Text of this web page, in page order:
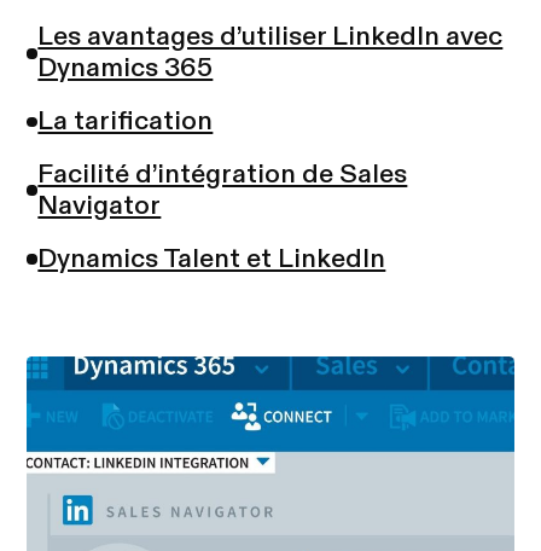
Les avantages d’utiliser LinkedIn avec
Dynamics 365
La tarification
Facilité d’intégration de Sales
Navigator
Dynamics Talent et LinkedIn